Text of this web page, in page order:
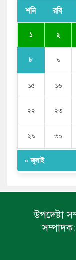
সজীব ওয়াজেদ জয়
শনি রবি
১ ২
৮ ৯
১৫ ১৬
২২ ২৩
২৯ ৩০
« জুলাই
উপদেষ্টা
সম্পাদক: